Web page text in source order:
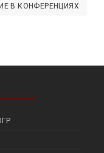
В КОНФЕРЕНЦИЯХ